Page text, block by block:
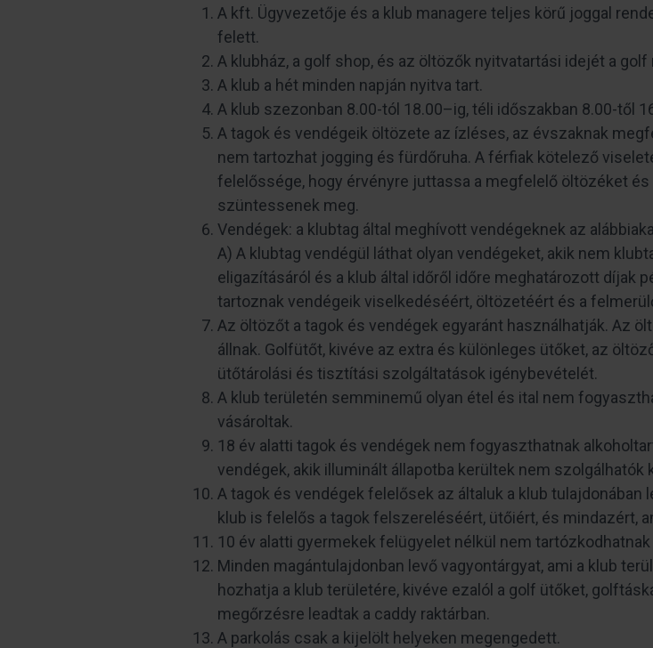
A kft. Ügyvezetője és a klub managere teljes körű joggal
felett.
A klubház, a golf shop, és az öltözők nyitvatartási idejét a
A klub a hét minden napján nyitva tart.
A klub szezonban 8.00-tól 18.00–ig, téli időszakban 8.00-től
A tagok és vendégeik öltözete az ízléses, az évszaknak
nem tartozhat jogging és fürdőruha. A férfiak kötelező
felelőssége, hogy érvényre juttassa a megfelelő öltözéket
szüntessenek meg.
Vendégek: a klubtag által meghívott vendégeknek az
A) A klubtag vendégül láthat olyan vendégeket, akik nem
eligazításáról és a klub által időről időre meghatározott díjak
tartoznak vendégeik viselkedéséért, öltözetéért és a
Az öltözőt a tagok és vendégek egyaránt használhatják. Az
állnak. Golfütőt, kivéve az extra és különleges ütőket, az
ütőtárolási és tisztítási szolgáltatások igénybevételét.
A klub területén semminemű olyan étel és ital nem
vásároltak.
18 év alatti tagok és vendégek nem fogyaszthatnak
vendégek, akik illuminált állapotba kerültek nem szolgálhatók
A tagok és vendégek felelősek az általuk a klub
klub is felelős a tagok felszereléséért, ütőiért, és mindazért,
10 év alatti gyermekek felügyelet nélkül nem
Minden magántulajdonban levő vagyontárgyat, ami a klub
hozhatja a klub területére, kivéve ezalól a golf ütőket,
megőrzésre leadtak a caddy raktárban.
A parkolás csak a kijelölt helyeken megengedett.